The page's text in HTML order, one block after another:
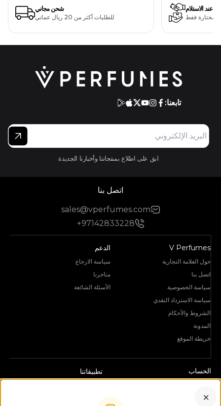
شحن مجاني
للطلبات أكثر من 20 ريال عماني
عند الاستلام
مختارة فقط
تابعنا:
ابق على اطلاع بمنتجاتنا وأخبارنا الجديدة
اتصل بنا
sales@vperfumes.com
+97142833228
V Perfumes
حول العلامة التجارية
اتصل بنا
سياسة الخصوصية
سياسة الاسترداد النقدي
الشروط والأحكام
المدونة
خريطة الموقع
الدعم
سياسة الارجاع
متاجرنا
الأسئلة الشائعة
الحساب
سلة المشتريات
تطبيقاتنا